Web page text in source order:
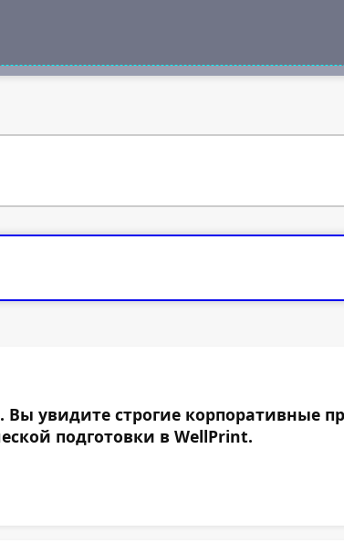
увидите строгие
подготовки в WellPrint.